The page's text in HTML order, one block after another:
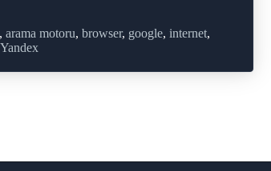
, arama motoru, browser, google, internet,
Yandex